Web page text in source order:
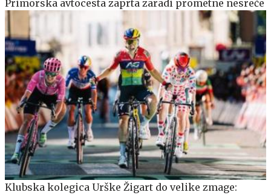
Primorska avtocesta zaprta zaradi prometne nesreče
Klubska kolegica Urške Žigart do velike zmage: